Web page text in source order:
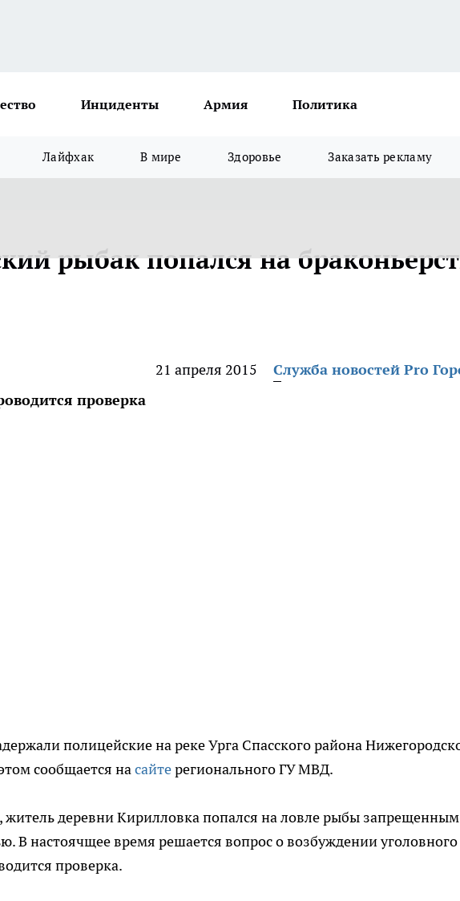
Инциденты Армия Политика
Лайфхак В мире Здоровье Заказать рекламу
рыбак попался на
21 апреля 2015
Служба новостей Pro
проверка
полицейские на реке Урга Спасского района
сообщается насайтерегионального ГУ МВД.
деревни Кирилловка попался на ловле рыбы запрещенным
В настоячщее время решается вопрос о возбуждении уголовного
проверка.